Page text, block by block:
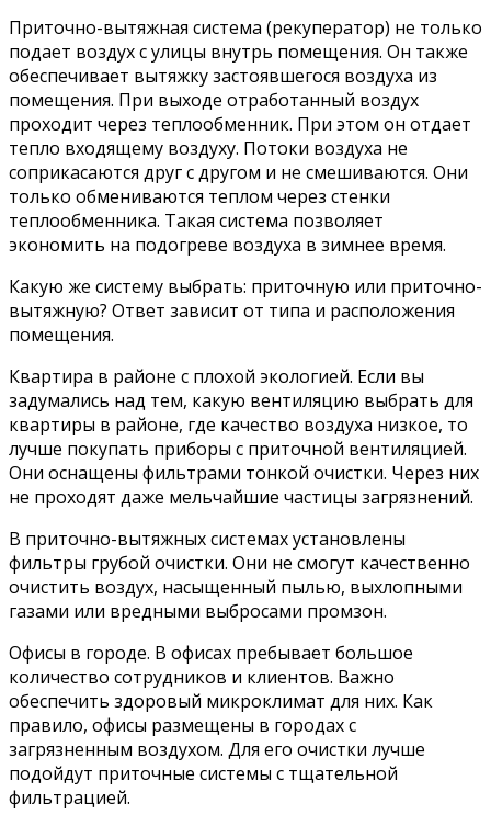
Приточно-вытяжная система (рекуператор) не только
подает воздух с улицы внутрь помещения. Он также
обеспечивает вытяжку застоявшегося воздуха из
помещения. При выходе отработанный воздух
проходит через теплообменник. При этом он отдает
тепло входящему воздуху. Потоки воздуха не
соприкасаются друг с другом и не смешиваются. Они
только обмениваются теплом через стенки
теплообменника. Такая система позволяет
экономить на подогреве воздуха в зимнее время.
Какую же систему выбрать: приточную или приточно-
вытяжную? Ответ зависит от типа и расположения
помещения.
Квартира в районе с плохой экологией. Если вы
задумались над тем, какую вентиляцию выбрать для
квартиры в районе, где качество воздуха низкое, то
лучше покупать приборы с приточной вентиляцией.
Они оснащены фильтрами тонкой очистки. Через них
не проходят даже мельчайшие частицы загрязнений.
В приточно-вытяжных системах установлены
фильтры грубой очистки. Они не смогут качественно
очистить воздух, насыщенный пылью, выхлопными
газами или вредными выбросами промзон.
Офисы в городе. В офисах пребывает большое
количество сотрудников и клиентов. Важно
обеспечить здоровый микроклимат для них. Как
правило, офисы размещены в городах с
загрязненным воздухом. Для его очистки лучше
подойдут приточные системы с тщательной
фильтрацией.